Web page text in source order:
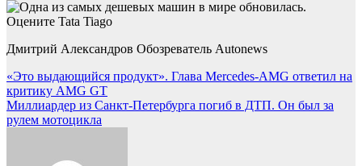
Дмитрий Александров Обозреватель Autonews
Навигация
по
записям
«Это выдающийся продукт». Глава Mercedes-AMG ответил на
критику AMG GT
Миллиардер из Санкт-Петербурга погиб в ДТП. Он был за
рулем мотоцикла